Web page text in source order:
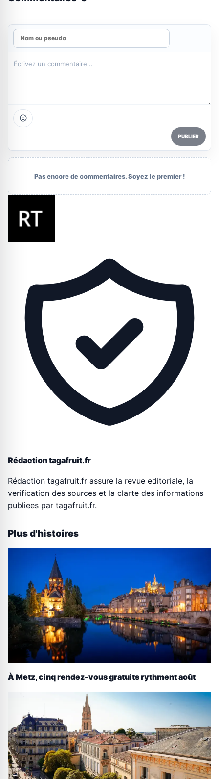
PUBLIER
Pas encore de commentaires. Soyez le premier !
Rédaction tagafruit.fr
Rédaction tagafruit.fr assure la revue editoriale, la
verification des sources et la clarte des informations
publiees par tagafruit.fr.
Plus d'histoires
À Metz, cinq rendez-vous gratuits rythment août